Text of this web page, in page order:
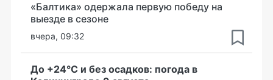
«Балтика» одержала первую победу на
выезде в сезоне
вчера, 09:32
До +24°С и без осадков: погода в